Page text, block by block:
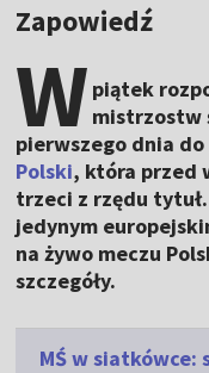
Zapowiedź
W piątek
mistrzostw
pierwszego dnia
Polski, która przed
trzeci z rzędu
jedynym
na żywo meczu
szczegóły.
MŚ w siatkówce: